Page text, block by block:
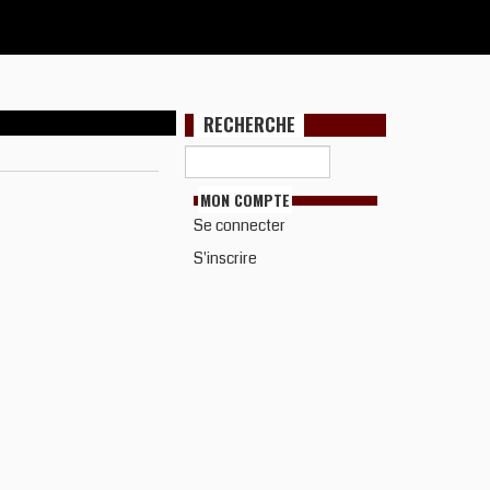
RECHERCHE
MON COMPTE
Se connecter
S'inscrire